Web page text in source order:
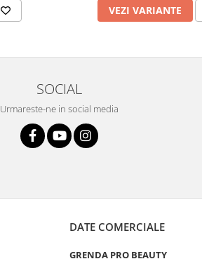
VEZI VARIANTE
SOCIAL
Urmareste-ne in social media
DATE COMERCIALE
GRENDA PRO BEAUTY